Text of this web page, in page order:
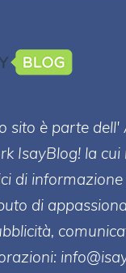
sito è parte dell'
IsayBlog! la
di
di